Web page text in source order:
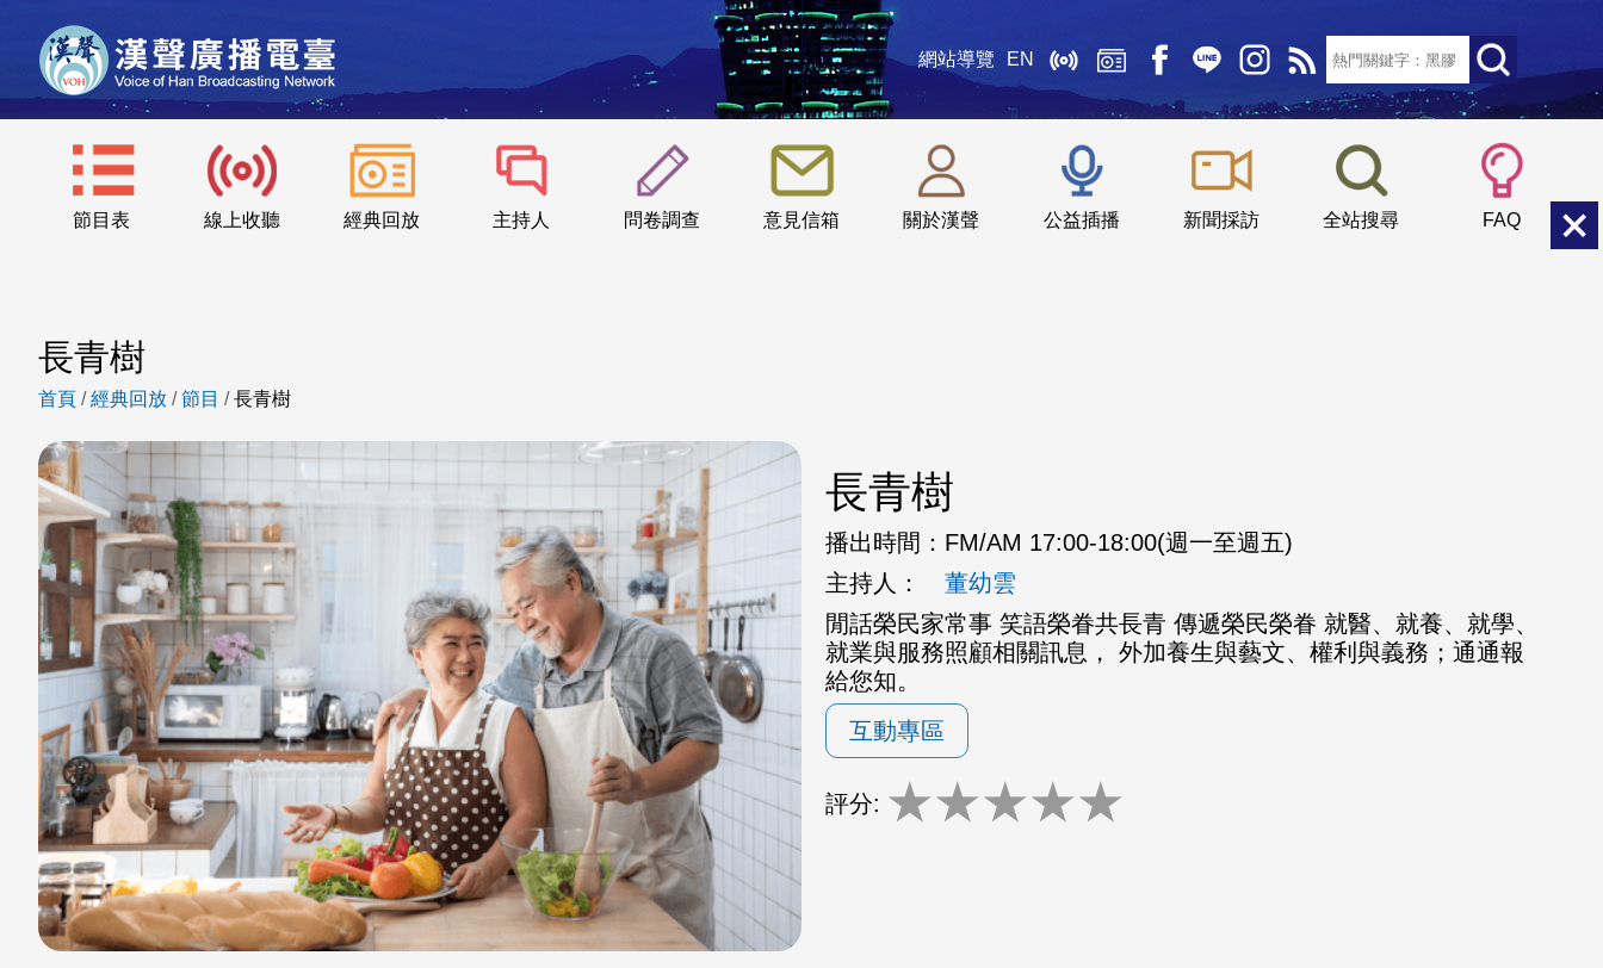
網站導覽 EN
節目表 線上收聽 經典回放 主持人 問卷調查 意見信箱 關於漢聲 公益插播 新聞採訪 全站搜尋 FAQ
::: 小 中
長青樹
首頁 /經典回放 /節目 /長青樹
長青樹
播出時間： FM/AM 17:00-18:00(週一至週五)
主持人：
董幼雲
閒話榮民家常事 笑語榮眷共長青 傳遞榮民榮眷 就醫、就養、就學、
就業與服務照顧相關訊息， 外加養生與藝文、權利與義務；通通報
給您知。
互動專區
評分: ★★★★★